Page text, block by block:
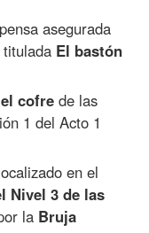
asegurada
titulada El bastón
cofre de las
1 del Acto 1
en el
Nivel 3 de las
la Bruja